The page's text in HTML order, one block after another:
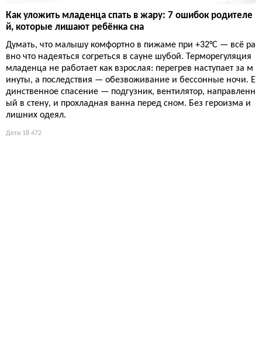
Как уложить младенца спать в жару: 7 ошибок родителе
й, которые лишают ребёнка сна
Думать, что малышу комфортно в пижаме при +32°C — всё ра
вно что надеяться согреться в сауне шубой. Терморегуляция
младенца не работает как взрослая: перегрев наступает за м
инуты, а последствия — обезвоживание и бессонные ночи. Е
динственное спасение — подгузник, вентилятор, направленн
ый в стену, и прохладная ванна перед сном. Без героизма и
лишних одеял.
Дети 18 472